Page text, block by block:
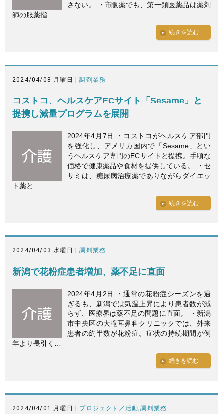
さない。 ・市販薬でも、第一類医薬品は薬剤
師の服薬指…
続きを読む
2024/04/08 月曜日 |調剤業務
コストコ、ヘルスケアECサイト「Sesame」と
提携し減量プログラムを展開
2024年4月7日 ・コストコがヘルスケア部門
を強化し、アメリカ国内で「Sesame」とい
うヘルスケア専門のECサイトと提携。手頃な
価格で健康薬品や食材を提供している。 ・セ
サミは、糖尿病治療薬でありながらダイエッ
ト薬と…
続きを読む
2024/04/03 水曜日 |調剤業務
新潟で花粉症患者増加、薬不足に直面
2024年4月2日 ・通常の花粉症シーズンを過
ぎるも、新潟では気温上昇により患者数が減
らず、医療界は薬不足の問題に直面。 ・新潟
市中央区の大滝耳鼻科クリニックでは、外来
患者の約半数が花粉症。症状の持続期間が例
年より長引く…
続きを読む
2024/04/01 月曜日 | プロジェクト／活動,調剤業務